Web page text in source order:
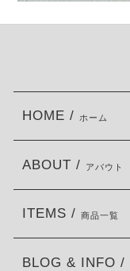
HOME / ホーム
ABOUT / アバウト
ITEMS / 商品一覧
BLOG & INFO /